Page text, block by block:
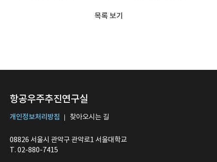
목록 보기
항공우주추진연구실
개인정보처리방침 찾아오시는 길
08826 서울시 관악구 관악로1 서울대학교
T. 02-880-7415